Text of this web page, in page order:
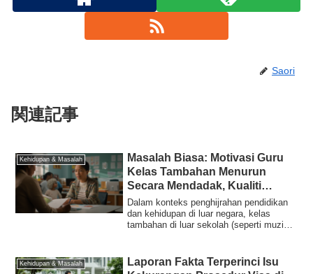
Saori
関連記事
Kehidupan & Masalah
Masalah Biasa: Motivasi Guru
Kelas Tambahan Menurun
Secara Mendadak, Kualiti
Merosot
Dalam konteks penghijrahan pendidikan
dan kehidupan di luar negara, kelas
tambahan di luar sekolah (seperti muzik,
Kehidupan & Masalah
Laporan Fakta Terperinci Isu